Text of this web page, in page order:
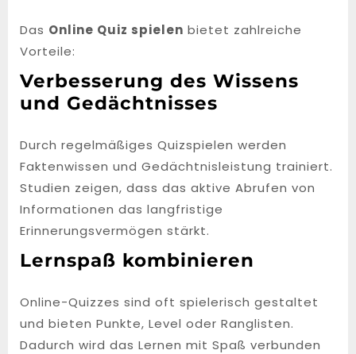
Das Online Quiz spielen bietet zahlreiche
Vorteile:
Verbesserung des Wissens
und Gedächtnisses
Durch regelmäßiges Quizspielen werden
Faktenwissen und Gedächtnisleistung trainiert.
Studien zeigen, dass das aktive Abrufen von
Informationen das langfristige
Erinnerungsvermögen stärkt.
Lernspaß kombinieren
Online-Quizzes sind oft spielerisch gestaltet
und bieten Punkte, Level oder Ranglisten.
Dadurch wird das Lernen mit Spaß verbunden